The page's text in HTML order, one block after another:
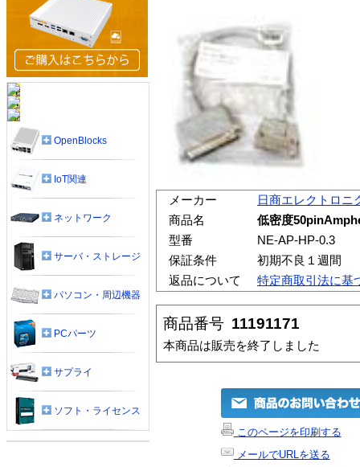
メーカー
日商エレクトロニ
商品名
低密度
型番
NE-AP-HP-0.3
保証条件
初期不良１週間
返品について
特定商取引法に基
商品番号 11191171
本商品は販売を終了しました
このページを印刷する
メールでURLを送る
OpenBlocks
IoT関連
ネットワーク
サーバ・ストレージ
パソコン・周辺機器
PCパーツ
サプライ
ソフト・ライセンス